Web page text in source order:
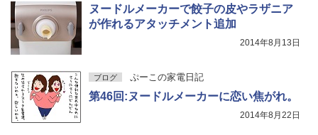
ヌードルメーカーで餃子の皮やラザニア
が作れるアタッチメント追加
2014年8月13日
ブログ ぷーこの家電日記
第46回:ヌードルメーカーに恋い焦がれ。
2014年8月22日